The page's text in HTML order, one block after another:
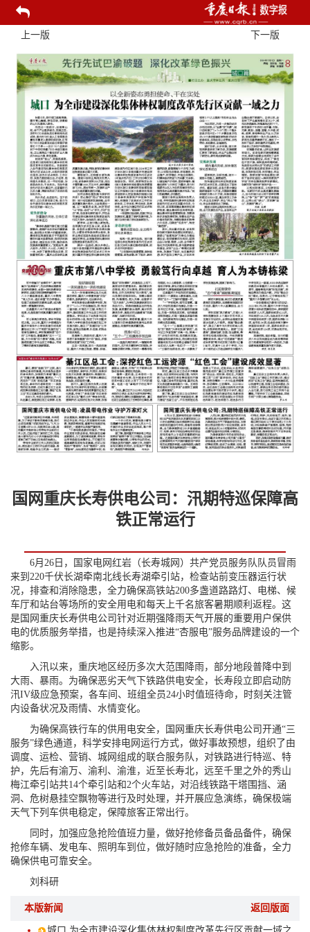
上一版 下一版
国网重庆长寿供电公司：汛期特巡保障高
铁正常运行
6月26日，国家电网红岩（长寿城网）共产党员服务队队员冒雨
来到220千伏长湖牵南北线长寿湖牵引站，检查站前变压器运行状
况，排查和消除隐患，全力确保高铁站200多盏道路路灯、电梯、候
车厅和站台等场所的安全用电和每天上千名旅客暑期顺利返程。这
是国网重庆长寿供电公司针对近期强降雨天气开展的重要用户保供
电的优质服务举措，也是持续深入推进“杏服电”服务品牌建设的一个
缩影。
入汛以来，重庆地区经历多次大范围降雨，部分地段普降中到
大雨、暴雨。为确保恶劣天气下铁路供电安全，长寿段立即启动防
汛IV级应急预案，各车间、班组全员24小时值班待命，时刻关注管
内设备状况及雨情、水情变化。
为确保高铁行车的供用电安全，国网重庆长寿供电公司开通“三
服务”绿色通道，科学安排电网运行方式，做好事故预想，组织了由
调度、运检、营销、城网组成的联合服务队，对铁路进行特巡、特
护，先后有渝万、渝利、渝淮，近至长寿北，远至千里之外的秀山
梅江牵引站共14个牵引站和2个火车站，对沿线铁路干塔围挡、涵
洞、危树悬挂空飘物等进行及时处理，并开展应急演练，确保极端
天气下列车供电稳定，保障旅客正常出行。
同时，加强应急抢险值班力量，做好抢修备员备品备件，确保
抢修车辆、发电车、照明车到位，做好随时应急抢险的准备，全力
确保供电可靠安全。
刘科研
本版新闻 返回版面
城口 为全市建设深化集体林权制度改革先行区贡献一域之